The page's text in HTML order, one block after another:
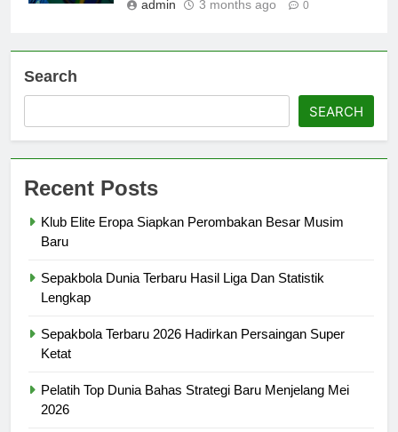
admin 3 months ago 0
Search
SEARCH
Recent Posts
Klub Elite Eropa Siapkan Perombakan Besar Musim
Baru
Sepakbola Dunia Terbaru Hasil Liga Dan Statistik
Lengkap
Sepakbola Terbaru 2026 Hadirkan Persaingan Super
Ketat
Pelatih Top Dunia Bahas Strategi Baru Menjelang Mei
2026